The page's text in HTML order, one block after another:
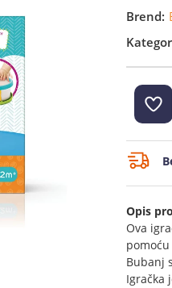
Brend:
Opis
Ova
Bubanj
Igračka